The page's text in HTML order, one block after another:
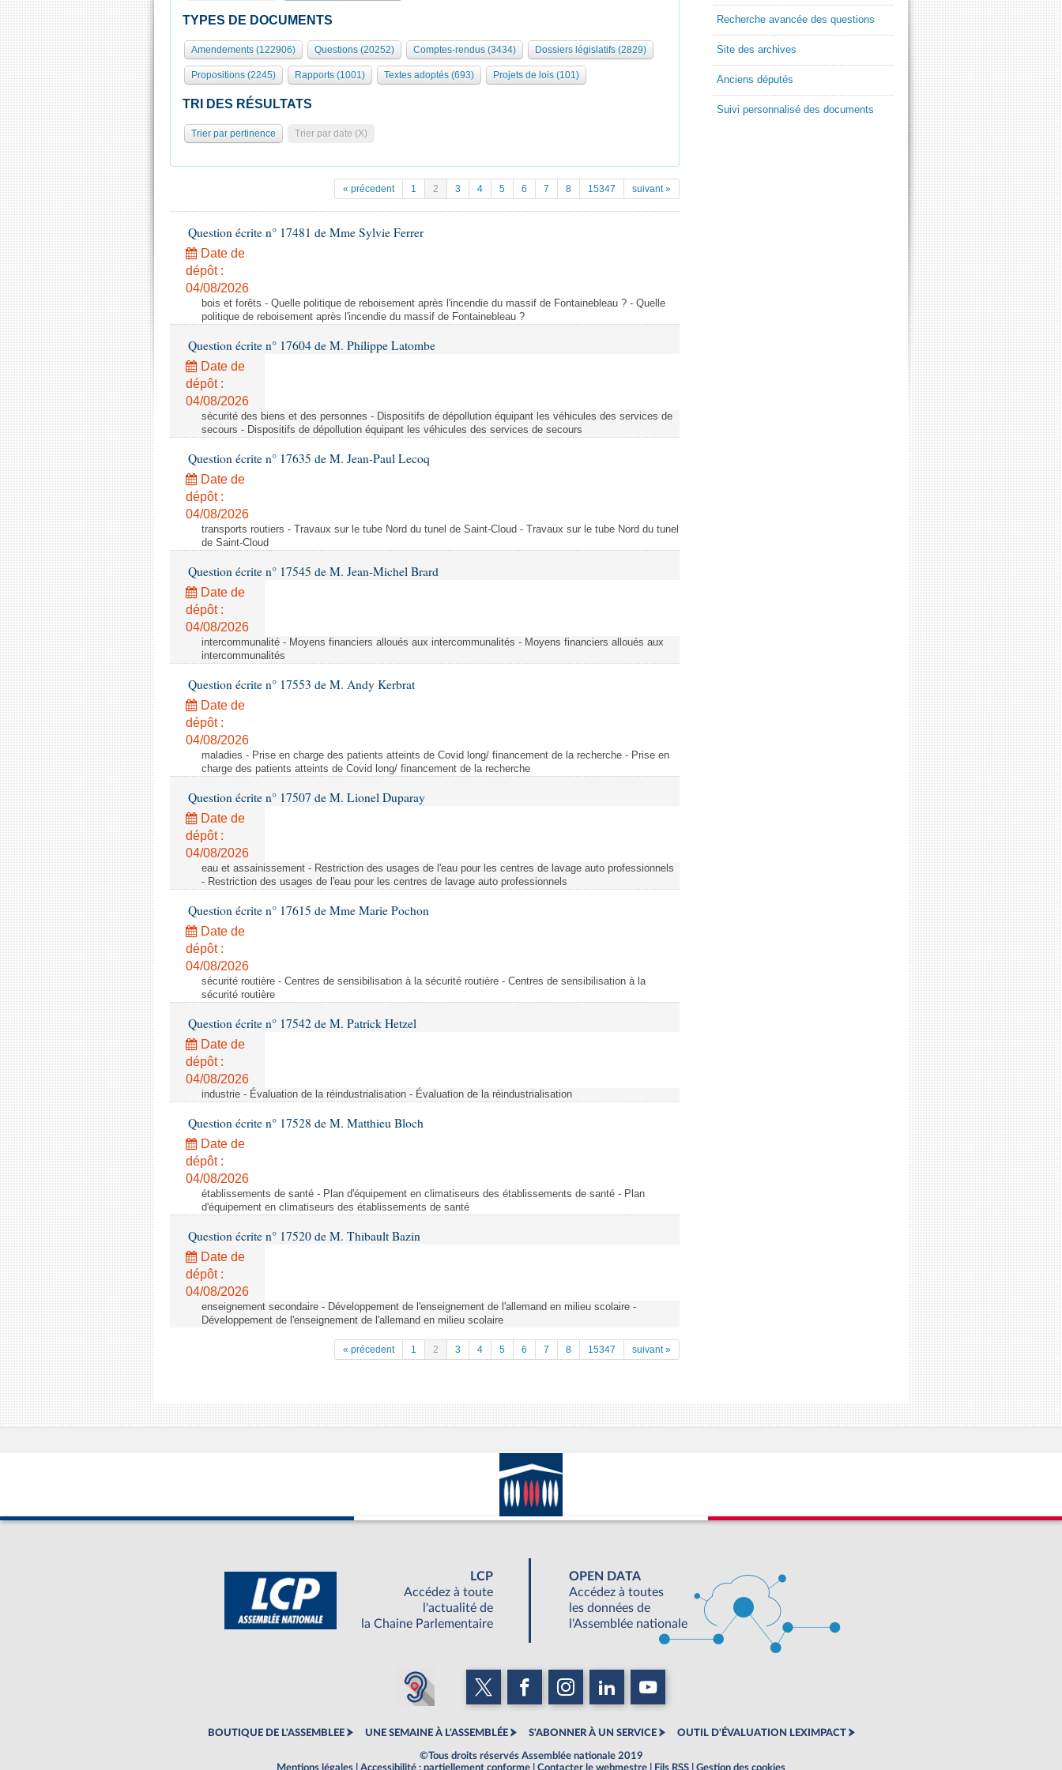
TYPES DE DOCUMENTS
Amendements (122906) Questions (20252) Comptes-rendus (3434) Dossiers législatifs (2829)
Propositions (2245) Rapports (1001) Textes adoptés (693) Projets de lois (101)
TRI DES RÉSULTATS
Trier par pertinence Trier par date (X)
« précedent 1 2 3 4 5 6 7 8 15347 suivant »
Question écrite n° 17481 de Mme Sylvie Ferrer
Date de
dépôt :
04/08/2026
bois et forêts - Quelle politique de reboisement après l'incendie du massif de Fontainebleau ? - Quelle
politique de reboisement après l'incendie du massif de Fontainebleau ?
Question écrite n° 17604 de M. Philippe Latombe
Date de
dépôt :
04/08/2026
sécurité des biens et des personnes - Dispositifs de dépollution équipant les véhicules des services de
secours - Dispositifs de dépollution équipant les véhicules des services de secours
Question écrite n° 17635 de M. Jean-Paul Lecoq
Date de
dépôt :
04/08/2026
transports routiers - Travaux sur le tube Nord du tunel de Saint-Cloud - Travaux sur le tube Nord du tunel
de Saint-Cloud
Question écrite n° 17545 de M. Jean-Michel Brard
Date de
dépôt :
04/08/2026
intercommunalité - Moyens financiers alloués aux intercommunalités - Moyens financiers alloués aux
intercommunalités
Question écrite n° 17553 de M. Andy Kerbrat
Date de
dépôt :
04/08/2026
maladies - Prise en charge des patients atteints de Covid long/ financement de la recherche - Prise en
charge des patients atteints de Covid long/ financement de la recherche
Question écrite n° 17507 de M. Lionel Duparay
Date de
dépôt :
04/08/2026
eau et assainissement - Restriction des usages de l'eau pour les centres de lavage auto professionnels
- Restriction des usages de l'eau pour les centres de lavage auto professionnels
Question écrite n° 17615 de Mme Marie Pochon
Date de
dépôt :
04/08/2026
sécurité routière - Centres de sensibilisation à la sécurité routière - Centres de sensibilisation à la
sécurité routière
Question écrite n° 17542 de M. Patrick Hetzel
Date de
dépôt :
04/08/2026
industrie - Évaluation de la réindustrialisation - Évaluation de la réindustrialisation
Question écrite n° 17528 de M. Matthieu Bloch
Date de
dépôt :
04/08/2026
établissements de santé - Plan d'équipement en climatiseurs des établissements de santé - Plan
d'équipement en climatiseurs des établissements de santé
Question écrite n° 17520 de M. Thibault Bazin
Date de
dépôt :
04/08/2026
enseignement secondaire - Développement de l'enseignement de l'allemand en milieu scolaire -
Développement de l'enseignement de l'allemand en milieu scolaire
« précedent 1 2 3 4 5 6 7 8 15347 suivant »
Recherche avancée des questions
Site des archives
Anciens députés
Suivi personnalisé des documents
LCP
Accédez à toute
l'actualité de
la Chaine Parlementaire
OPEN DATA
Accédez à toutes
les données de
l'Assemblée nationale
BOUTIQUE DE L'ASSEMBLEE UNE SEMAINE À L'ASSEMBLÉE S'ABONNER À UN SERVICE OUTIL D'ÉVALUATION LEXIMPACT
©Tous droits réservés Assemblée nationale 2019
Mentions légales
Accessibilité : partiellement conforme Contacter le webmestre Fils RSS Gestion des cookies